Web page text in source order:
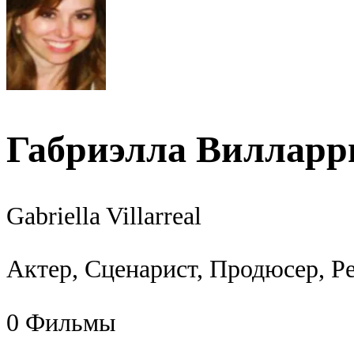
Габриэлла
Gabriella Villarreal
Актер, Сценарист, Продюсер,
0 Фильмы